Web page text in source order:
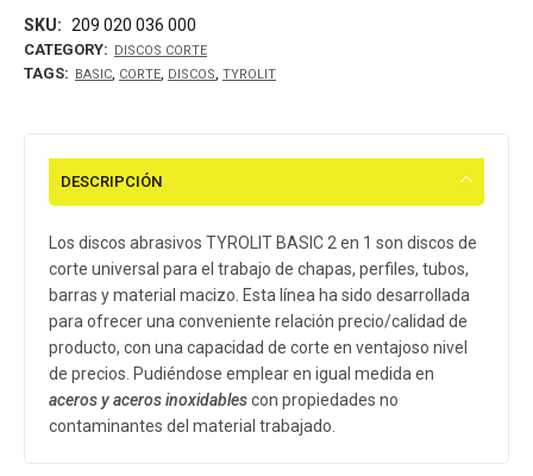
SKU: 209 020 036 000
CATEGORY: DISCOS CORTE
TAGS: BASIC, CORTE, DISCOS, TYROLIT
DESCRIPCIÓN
Los discos abrasivos TYROLIT BASIC 2 en 1 son discos de
corte universal para el trabajo de chapas, perfiles, tubos,
barras y material macizo. Esta línea ha sido desarrollada
para ofrecer una conveniente relación precio/calidad de
producto, con una capacidad de corte en ventajoso nivel
de precios. Pudiéndose emplear en igual medida en
aceros y aceros inoxidablescon propiedades no
contaminantes del material trabajado.